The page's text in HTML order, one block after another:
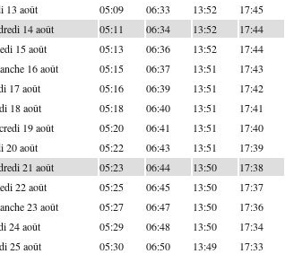
13 août 05:09 06:33 13:52 17:45
14 août 05:11 06:34 13:52 17:44
15 août 05:13 06:36 13:52 17:44
16 août 05:15 06:37 13:51 17:43
17 août 05:16 06:39 13:51 17:42
18 août 05:18 06:40 13:51 17:41
19 août 05:20 06:41 13:51 17:40
20 août 05:22 06:43 13:51 17:39
21 août 05:23 06:44 13:50 17:38
22 août 05:25 06:45 13:50 17:37
23 août 05:27 06:47 13:50 17:36
24 août 05:29 06:48 13:50 17:34
25 août 05:30 06:50 13:49 17:33